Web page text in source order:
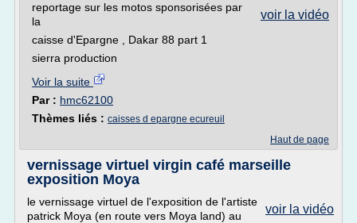
voir la vidéo
reportage sur les motos sponsorisées par
la
caisse d'Epargne , Dakar 88 part 1
sierra production
Voir la suite
Par : hmc62100
Thèmes liés : caisses d epargne ecureuil
Haut de page
vernissage virtuel virgin café marseille
exposition Moya
voir la vidéo
le vernissage virtuel de l'exposition de l'artiste
patrick Moya (en route vers Moya land) au